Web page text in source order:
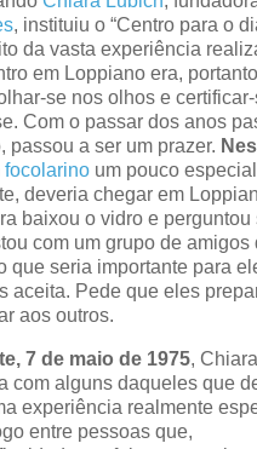
, instituiu o “Centro para o
da vasta experiência
em Loppiano era,
se nos olhos e
Com o passar dos anos
passou a ser um prazer.
focolarino um pouco
deveria chegar em
baixou o vidro e
com um grupo de
que seria importante para
aceita. Pede que eles
aos outros.
7 de maio de 1975, Chiara
com alguns daqueles que
experiência realmente
entre pessoas que,